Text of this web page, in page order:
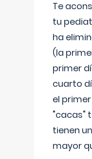
Te
tu
ha
(la
primer
cuarto
el
"cacas"
tienen
mayor